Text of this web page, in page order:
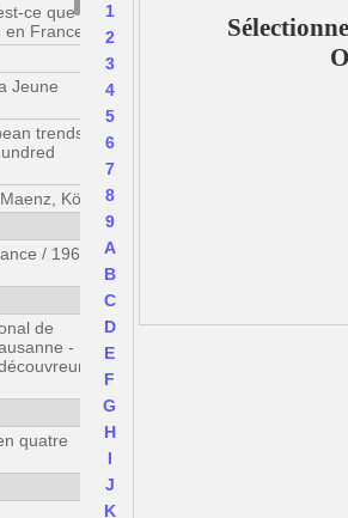
ce que
France ?
Jeune
trends in
Köln
/ 1960-
de
-
1
2
3
4
5
6
7
8
9
A
B
C
D
E
F
G
H
I
J
K